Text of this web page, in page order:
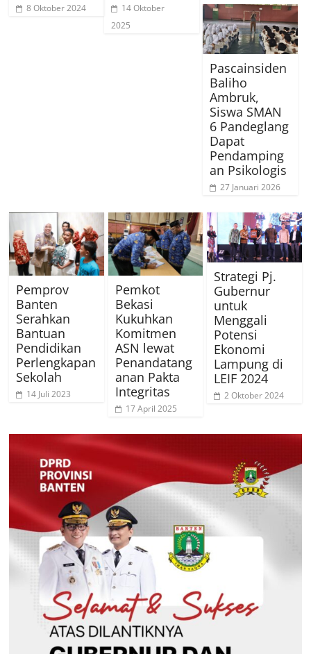
8 Oktober 2024
14 Oktober
2025
Pascainsiden
Baliho
Ambruk,
Siswa SMAN
6 Pandeglang
Dapat
Pendamping
an Psikologis
27 Januari 2026
Pemprov
Banten
Serahkan
Bantuan
Pendidikan
Perlengkapan
Sekolah
14 Juli 2023
Pemkot
Bekasi
Kukuhkan
Komitmen
ASN lewat
Penandatang
anan Pakta
Integritas
17 April 2025
Strategi Pj.
Gubernur
untuk
Menggali
Potensi
Ekonomi
Lampung di
LEIF 2024
2 Oktober 2024